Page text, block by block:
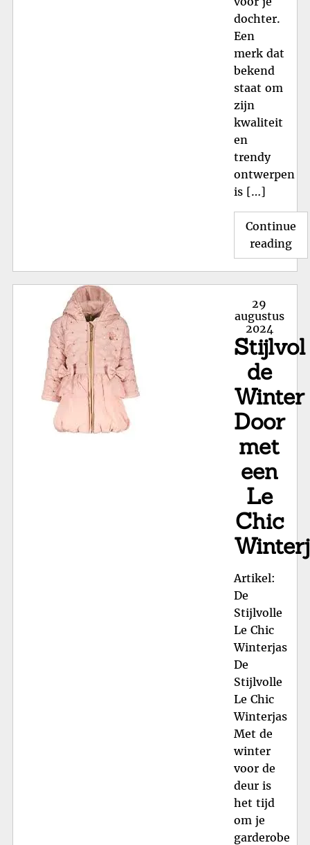
dochter.
Een
merk dat
bekend
staat om
zijn
kwaliteit
en
trendy
ontwerpen
is […]
Continue
reading
de
Le
Posted
on
29
augustus
2024
Stijlvol
de
Winter
Door
met
een
Le
Chic
Artikel:
De
Stijlvolle
Le Chic
Winterjas
De
Stijlvolle
Le Chic
Winterjas
Met de
winter
voor de
deur is
het tijd
om je
garderobe